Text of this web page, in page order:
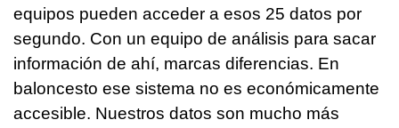
equipos pueden acceder a esos 25 datos por
segundo. Con un equipo de análisis para sacar
información de ahí, marcas diferencias. En
baloncesto ese sistema no es económicamente
accesible. Nuestros datos son mucho más